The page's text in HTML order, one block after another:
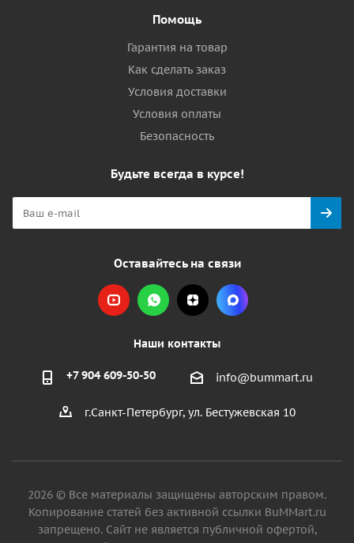
Помощь
Гарантия на товар
Как сделать заказ
Условия доставки
Условия оплаты
Безопасность
Будьте всегда в курсе!
Оставайтесь на связи
Наши контакты
+7 904 609-50-50 info@bummart.ru
г.Санкт-Петербург, ул. Бестужевская 10
2026 © Все материалы защищены авторским правом.
Копирование статей без активной ссылки BuMMart.ru
запрещено. Сайт не является публичной офертой,